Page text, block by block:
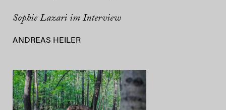
Sophie Lazari im Interview
ANDREAS HEILER